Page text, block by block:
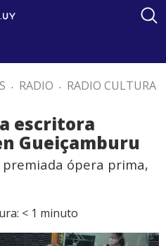
. RADIO . RADIO CULTURA
escritora
Gueiçamburu
premiada ópera prima,
< 1 minuto